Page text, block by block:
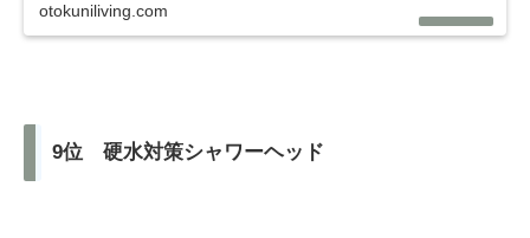
otokuniliving.com
9位 硬水対策シャワーヘッド